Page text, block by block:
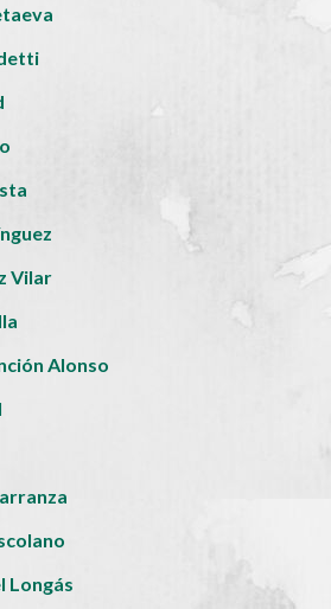
Vilar
Alonso
Longás